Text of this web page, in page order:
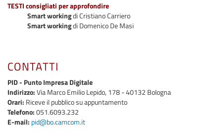
TESTI consigliati per approfondire
Smart workingdi Cristiano Carriero
Smart workingdi Domenico De Masi
CONTATTI
PID - Punto Impresa Digitale
Indirizzo:Via Marco Emilio Lepido, 178 - 40132 Bologna
Orari: Riceve il pubblico su appuntamento
Telefono:051.6093.232
E-mail: pid@bo.camcom.it